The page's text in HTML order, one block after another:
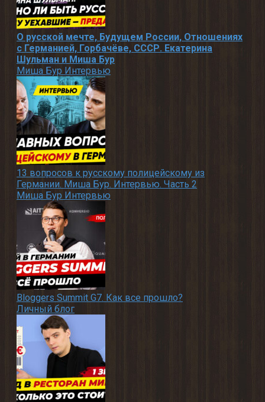
О русской мечте, Будущем России, Отношениях
с Германией, Горбачёве, СССР. Екатерина
Шульман и Миша Бур
Миша Бур Интервью
13 вопросов к русскому полицейскому из
Германии. Миша Бур. Интервью. Часть 2
Миша Бур Интервью
Bloggers Summit G7. Как все прошло?
Личный блог